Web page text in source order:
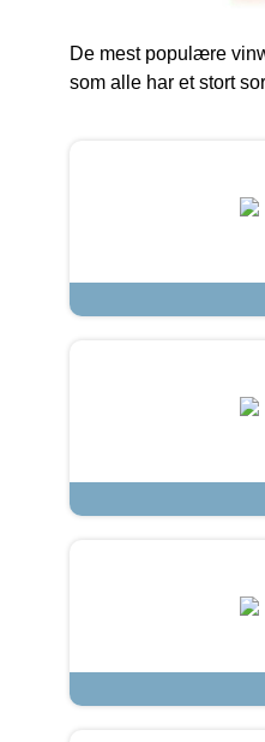
De mest populære
som alle har et stort